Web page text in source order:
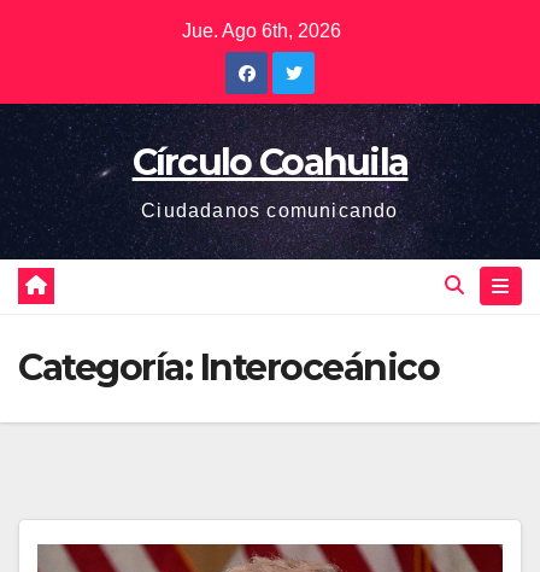
Jue. Ago 6th, 2026
Círculo Coahuila
Ciudadanos comunicando
Categoría: Interoceánico